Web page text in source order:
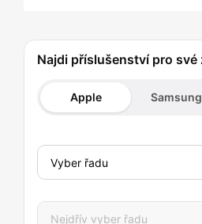
Najdi příslušenství pro své
Apple Samsung